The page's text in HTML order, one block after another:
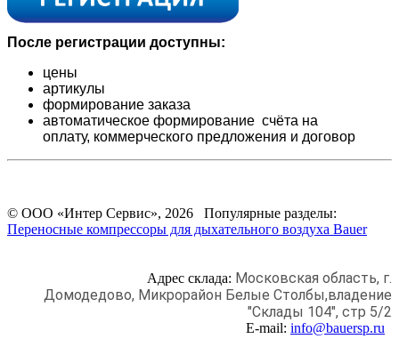
После регистрации доступны:
цены
артикулы
формирование заказа
автоматическое формирование счёта на
оплату, коммерческого предложения и договор
© ООО «Интер Сервис», 2026 Популярные разделы:
Переносные компрессоры для дыхательного воздуха Bauer
Адрес склада: Московская область, г.
Домодедово, Микрорайон Белые Столбы,владение
"Склады 104", стр 5/2
E-mail: info@bauersp.ru